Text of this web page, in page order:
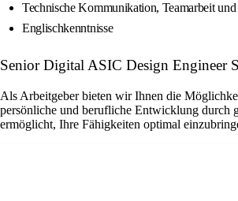
Technische Kommunikation, Teamarbeit
Englischkenntnisse
Senior Digital ASIC Design Engineer
Als Arbeitgeber bieten wir Ihnen die
persönliche und berufliche Entwicklung durch
ermöglicht, Ihre Fähigkeiten optimal